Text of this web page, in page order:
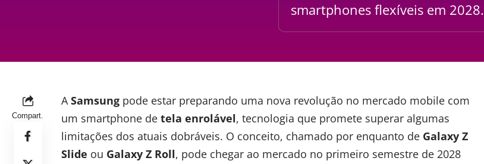
smartphones flexíveis em 2028.
Compart.
ASamsung pode estar preparando uma nova revolução no mercado mobile com
um smartphone de tela enrolável, tecnologia que promete superar algumas
limitações dos atuais dobráveis. O conceito, chamado por enquanto de Galaxy Z
Slide ou Galaxy Z Roll, pode chegar ao mercado no primeiro semestre de 2028